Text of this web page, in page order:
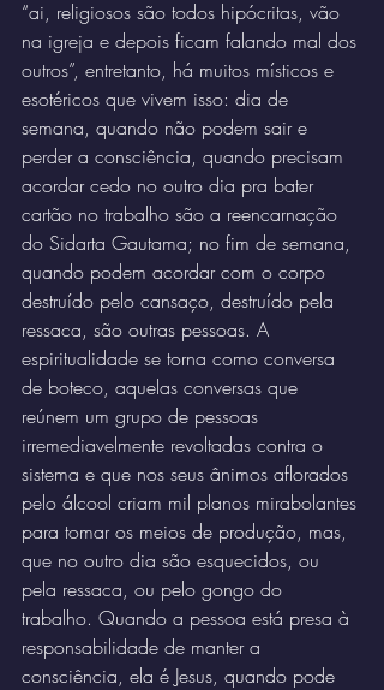
“ai, religiosos são todos hipócritas, vão
na igreja e depois ficam falando mal dos
outros”, entretanto, há muitos místicos e
esotéricos que vivem isso: dia de
semana, quando não podem sair e
perder a consciência, quando precisam
acordar cedo no outro dia pra bater
cartão no trabalho são a reencarnação
do Sidarta Gautama; no fim de semana,
quando podem acordar com o corpo
destruído pelo cansaço, destruído pela
ressaca, são outras pessoas. A
espiritualidade se torna como conversa
de boteco, aquelas conversas que
reúnem um grupo de pessoas
irremediavelmente revoltadas contra o
sistema e que nos seus ânimos aflorados
pelo álcool criam mil planos mirabolantes
para tomar os meios de produção, mas,
que no outro dia são esquecidos, ou
pela ressaca, ou pelo gongo do
trabalho. Quando a pessoa está presa à
responsabilidade de manter a
consciência, ela é Jesus, quando pode